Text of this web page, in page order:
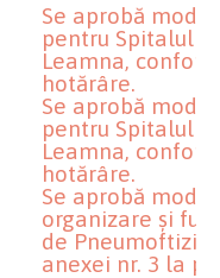
Se aprobă
pentru Spitalul
Leamna,
hotărâre.
Se aprobă
pentru Spitalul
Leamna,
hotărâre.
Se aprobă
organizare şi
de
anexei nr. 3 la